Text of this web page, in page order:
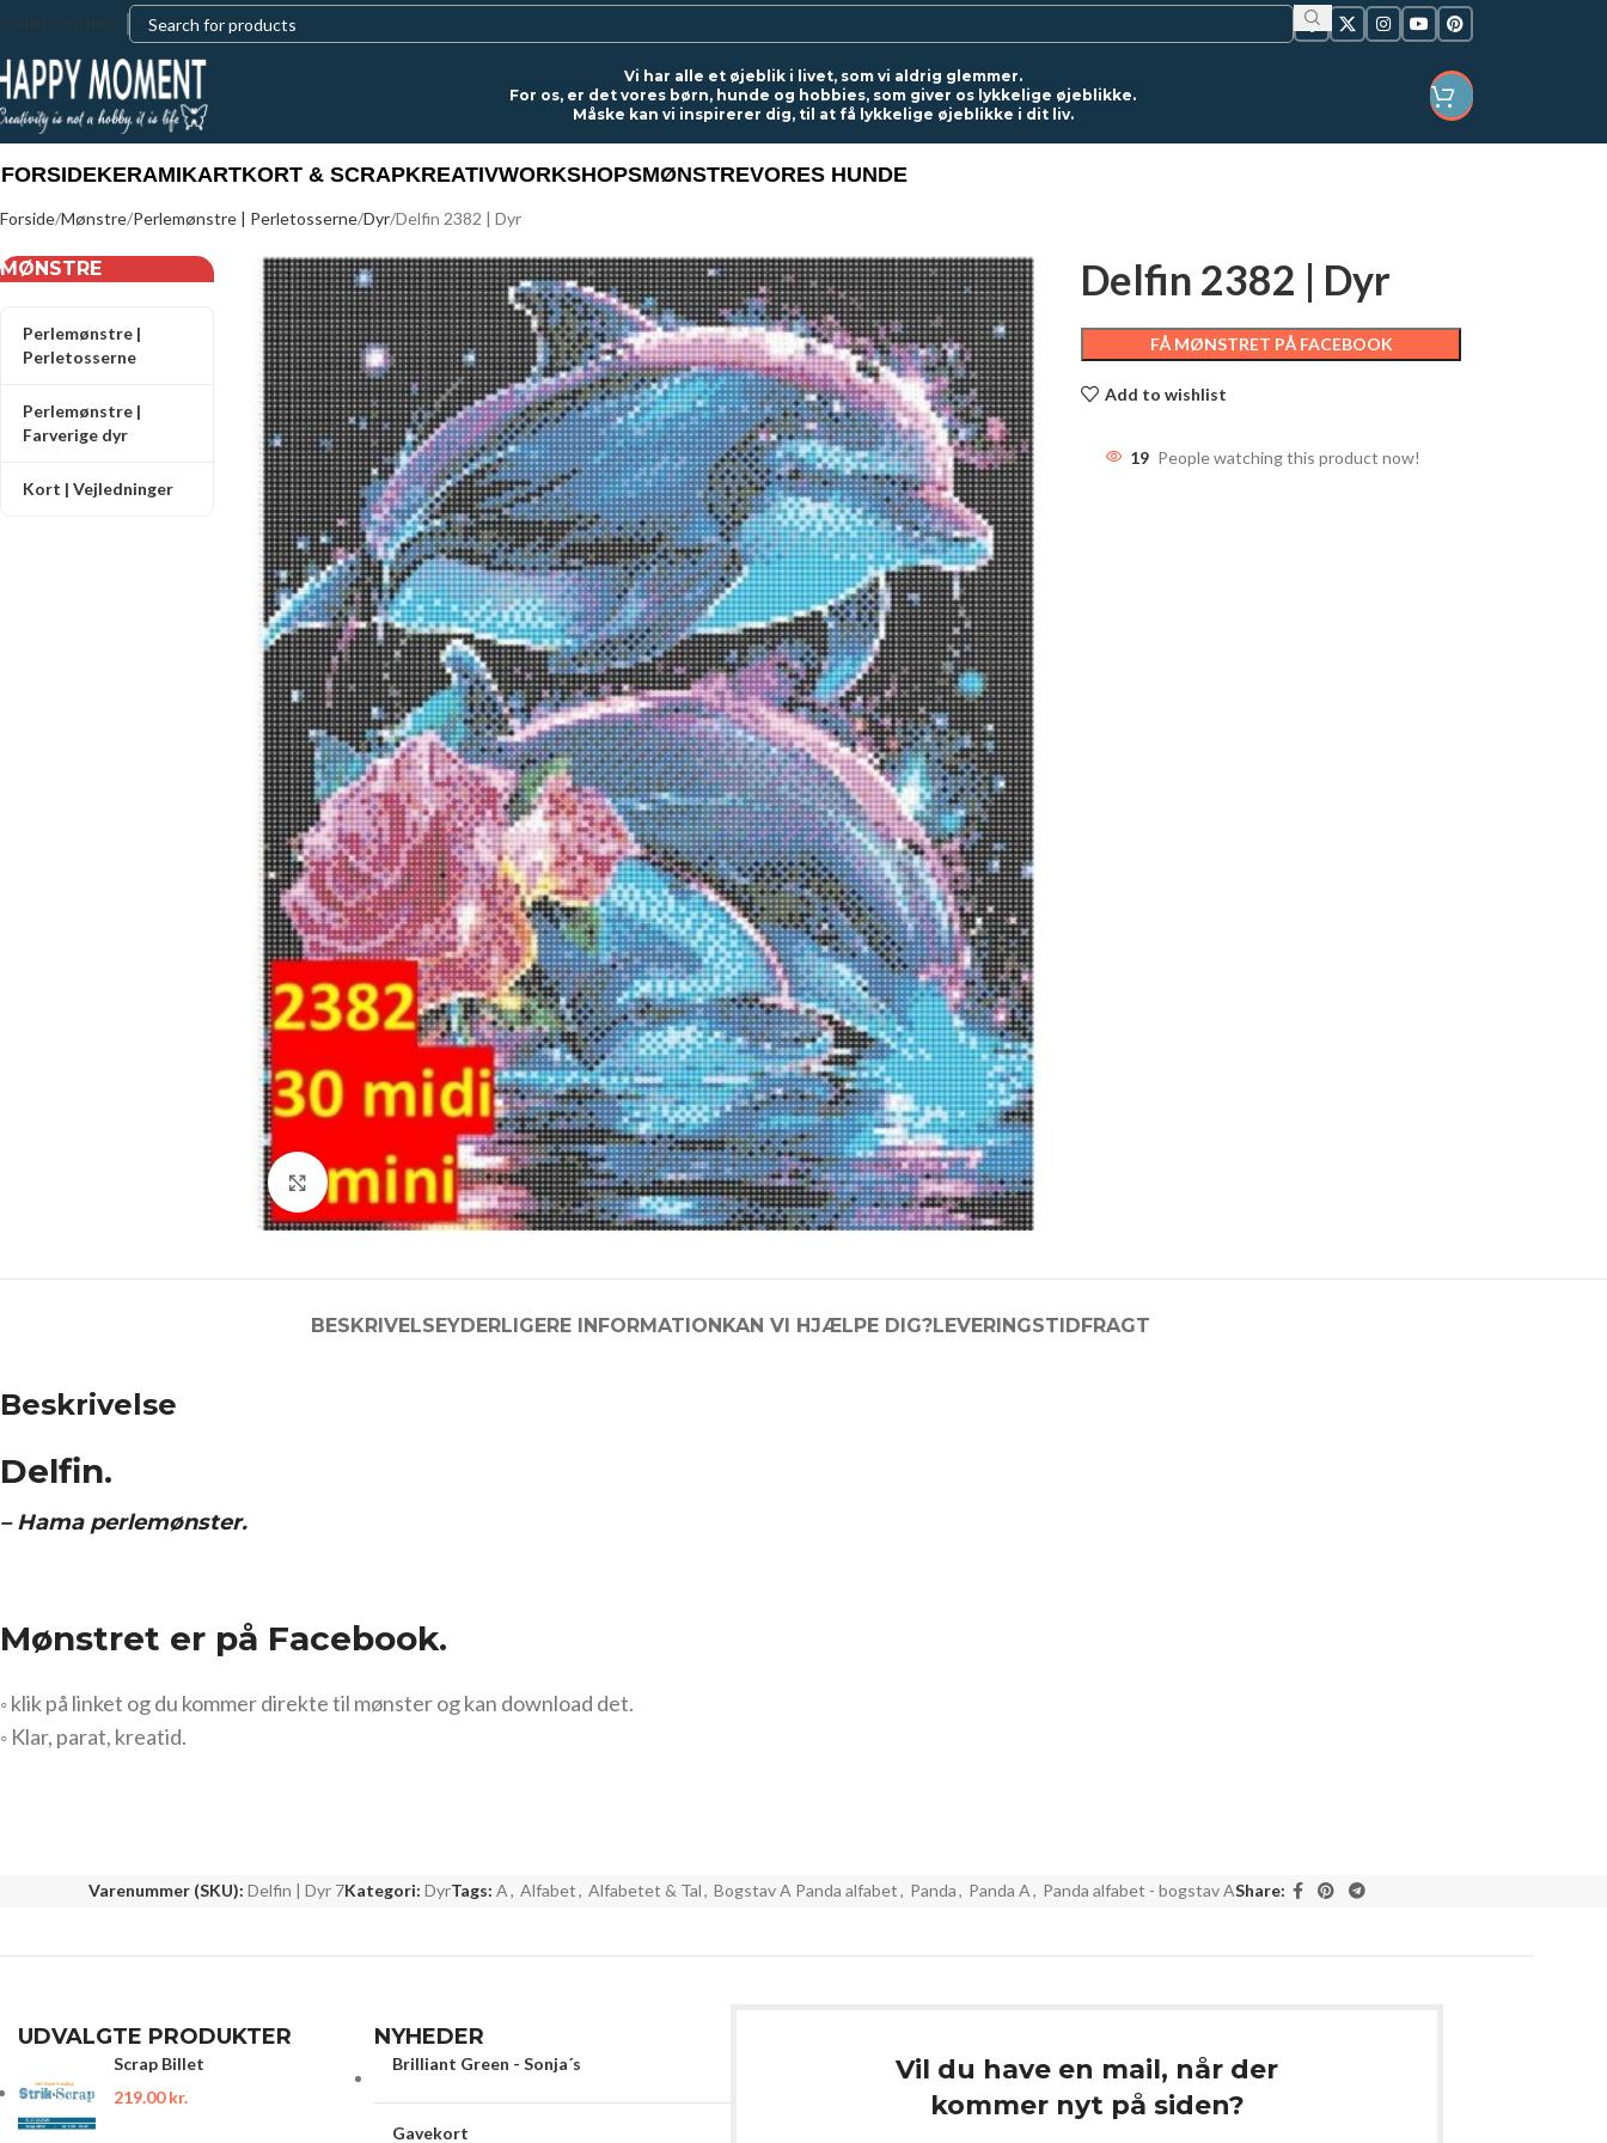
COUNTRY
Vi har alle et øjeblik i livet, som vi aldrig glemmer.
For os, er det vores børn, hunde og hobbies, som giver os lykkelige øjeblikke.
Måske kan vi inspirerer dig, til at få lykkelige øjeblikke i dit liv.
FORSIDEKERAMIKARTKORT & SCRAPKREATIVWORKSHOPSMØNSTREVORES HUNDE
Forside Mønstre Perlemønstre | Perletosserne Dyr Delfin 2382 | Dyr
MØNSTRE
Perlemønstre |
Perletosserne
Perlemønstre |
Farverige dyr
Kort | Vejledninger
Click to enlarge
Delfin 2382 | Dyr
FÅ MØNSTRET PÅ FACEBOOK
Add to wishlist
19 People watching this product now!
BESKRIVELSEYDERLIGERE INFORMATIONKAN VI HJÆLPE DIG?LEVERINGSTIDFRAGT
Beskrivelse
Delfin.
– Hama perlemønster.
Mønstret er på Facebook.
◦ klik på linket og du kommer direkte til mønster og kan download det.
◦ Klar, parat, kreatid.
Varenummer (SKU): Delfin | Dyr 7Kategori: DyrTags: A, Alfabet, Alfabetet & Tal, Bogstav A Panda alfabet, Panda, Panda A, Panda alfabet - bogstav AShare:
UDVALGTE PRODUKTER
Scrap Billet
219.00kr.
NYHEDER
Brilliant Green - Sonja´s
Gavekort
Vil du have en mail, når der
kommer nyt på siden?